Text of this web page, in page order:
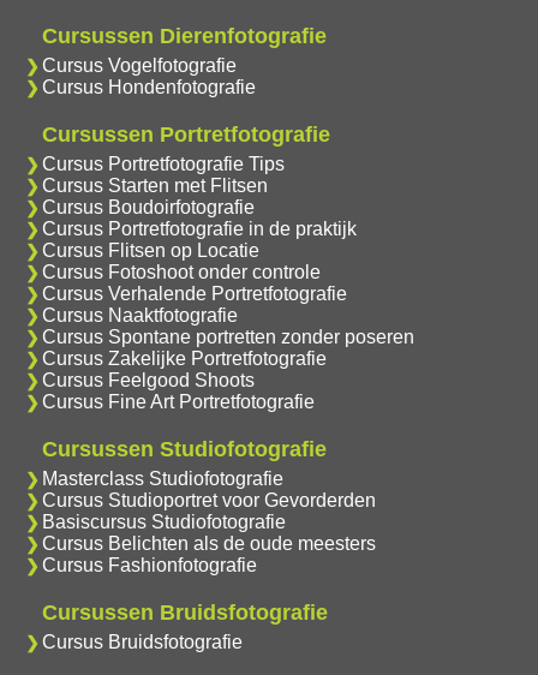
Cursussen Dierenfotografie
Cursus Vogelfotografie
Cursus Hondenfotografie
Cursussen Portretfotografie
Cursus Portretfotografie Tips
Cursus Starten met Flitsen
Cursus Boudoirfotografie
Cursus Portretfotografie in de praktijk
Cursus Flitsen op Locatie
Cursus Fotoshoot onder controle
Cursus Verhalende Portretfotografie
Cursus Naaktfotografie
Cursus Spontane portretten zonder poseren
Cursus Zakelijke Portretfotografie
Cursus Feelgood Shoots
Cursus Fine Art Portretfotografie
Cursussen Studiofotografie
Masterclass Studiofotografie
Cursus Studioportret voor Gevorderden
Basiscursus Studiofotografie
Cursus Belichten als de oude meesters
Cursus Fashionfotografie
Cursussen Bruidsfotografie
Cursus Bruidsfotografie